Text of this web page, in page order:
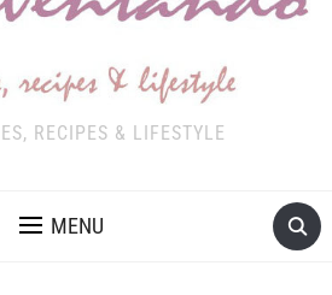
RECIPES & LIFESTYLE
MENU